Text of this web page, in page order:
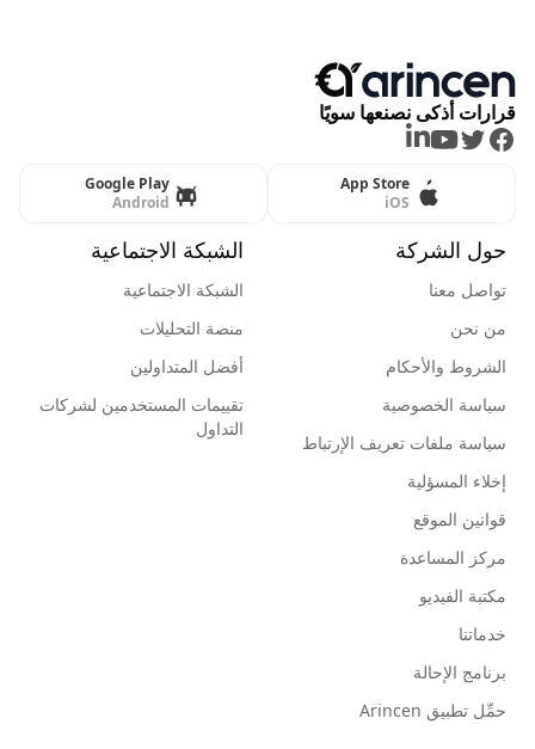
قرارات أذكى نصنعها سويًا
Facebook
Twitter
Youtube
LinkedIn
App Store
iOS
Google Play
Android
حول الشركة
تواصل معنا
من نحن
الشروط والأحكام
سياسة الخصوصية
سياسة ملفات تعريف الإرتباط
إخلاء المسؤلية
قوانين الموقع
مركز المساعدة
مكتبة الفيديو
خدماتنا
برنامج الإحالة
حمِّل تطبيق Arincen
الشبكة الاجتماعية
الشبكة الاجتماعية
منصة التحليلات
أفضل المتداولين
تقييمات المستخدمين لشركات
التداول